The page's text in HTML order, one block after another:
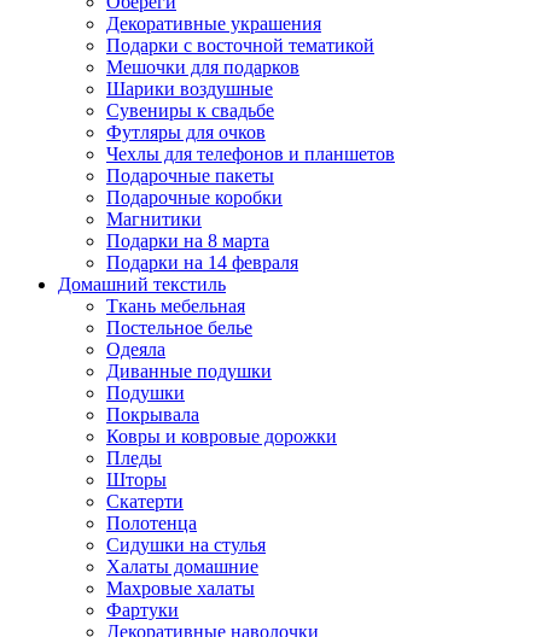
Декоративные украшения
Подарки с восточной тематикой
Мешочки для подарков
Шарики воздушные
Сувениры к свадьбе
Футляры для очков
Чехлы для телефонов и планшетов
Подарочные пакеты
Подарочные коробки
Магнитики
Подарки на 8 марта
Подарки на 14 февраля
Домашний текстиль
Ткань мебельная
Постельное белье
Одеяла
Диванные подушки
Подушки
Покрывала
Ковры и ковровые дорожки
Пледы
Шторы
Скатерти
Полотенца
Сидушки на стулья
Халаты домашние
Махровые халаты
Фартуки
Декоративные наволочки